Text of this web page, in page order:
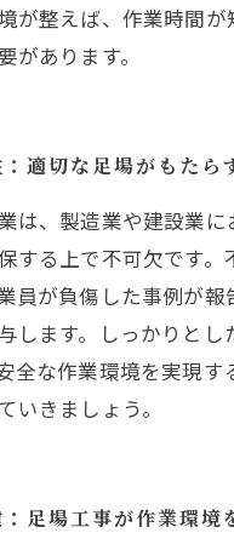
が整えば、作業時間
があります。
適切な足場がもたら
は、製造業や建設業
する上で不可欠です
員が負傷した事例が
します。しっかりと
全な作業環境を実現
いきましょう。
足場工事が作業環境